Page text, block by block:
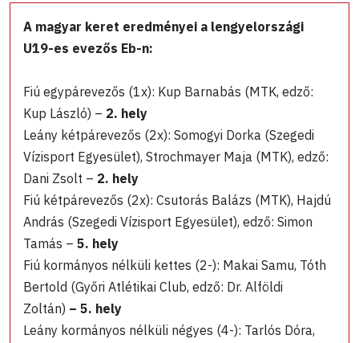
A magyar keret eredményei a lengyelországi
U19-es evezős Eb-n:
Fiú egypárevezős (1x): Kup Barnabás (MTK, edző:
Kup László) – 2. hely
Leány kétpárevezős (2x): Somogyi Dorka (Szegedi
Vízisport Egyesület), Strochmayer Maja (MTK), edző:
Dani Zsolt – 2. hely
Fiú kétpárevezős (2x): Csutorás Balázs (MTK), Hajdú
András (Szegedi Vízisport Egyesület), edző: Simon
Tamás – 5. hely
Fiú kormányos nélküli kettes (2-): Makai Samu, Tóth
Bertold (Győri Atlétikai Club, edző: Dr. Alföldi
Zoltán) – 5. hely
Leány kormányos nélküli négyes (4-): Tarlós Dóra,